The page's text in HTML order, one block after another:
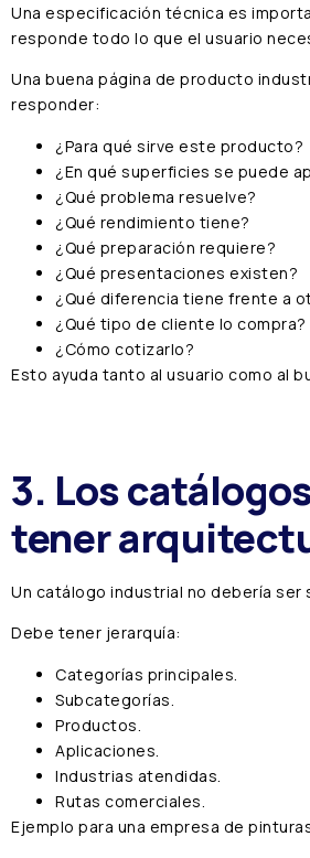
Una especificación técnica es
responde todo lo que el usuario
Una buena página de producto
responder:
¿Para qué sirve este producto?
¿En qué superficies se puede
¿Qué problema resuelve?
¿Qué rendimiento tiene?
¿Qué preparación requiere?
¿Qué presentaciones existen?
¿Qué diferencia tiene frente a
¿Qué tipo de cliente lo compra?
¿Cómo cotizarlo?
Esto ayuda tanto al usuario como al
3. Los
tener
Un catálogo industrial no debería ser
Debe tener jerarquía:
Categorías principales.
Subcategorías.
Productos.
Aplicaciones.
Industrias atendidas.
Rutas comerciales.
Ejemplo para una empresa de